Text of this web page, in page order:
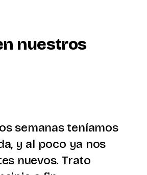
nuestros
semanas teníamos
y al poco ya nos
nuevos. Trato